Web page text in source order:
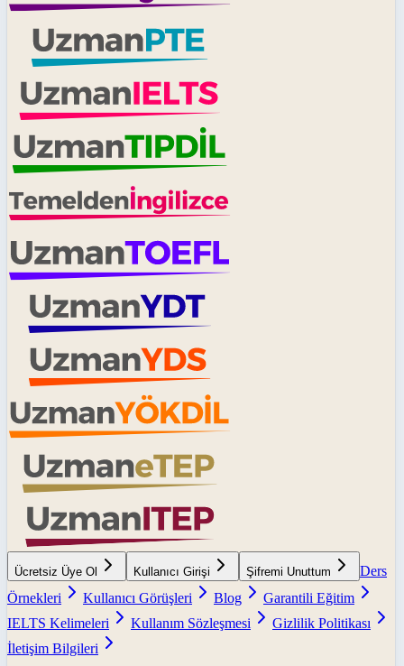
Ücretsiz Üye Ol Kullanıcı Girişi Şifremi Unuttum
Ders
Örnekleri
Kullanıcı Görüşleri Blog
Garantili Eğitim
IELTS Kelimeleri
Kullanım Sözleşmesi
Gizlilik Politikası
İletişim Bilgileri